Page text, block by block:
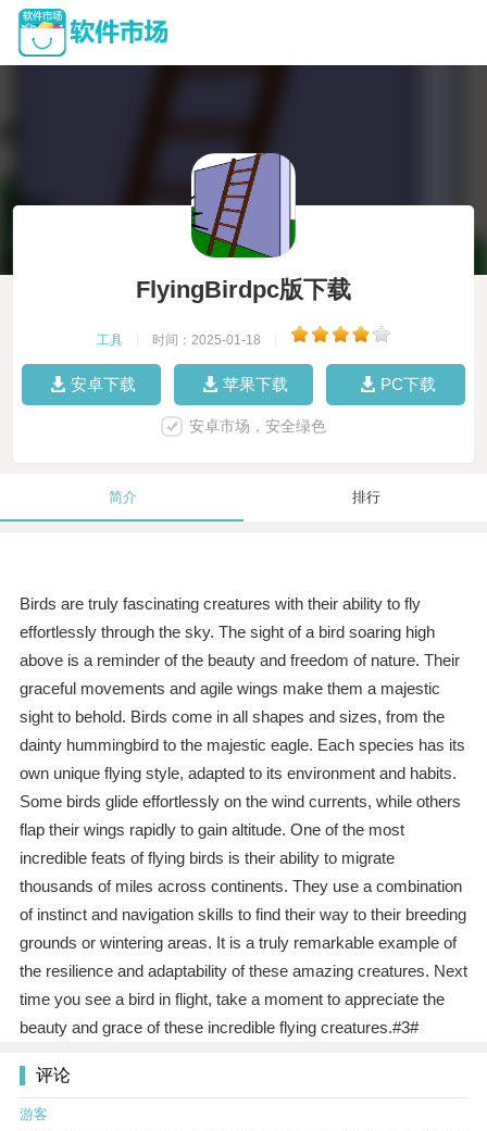
FlyingBirdpc版下载
工具 时间：2025-01-18
安卓下载 苹果下载 PC下载
安卓市场，安全绿色
简介 排行
Birds are truly fascinating creatures with their ability to fly
effortlessly through the sky. The sight of a bird soaring high
above is a reminder of the beauty and freedom of nature. Their
graceful movements and agile wings make them a majestic
sight to behold. Birds come in all shapes and sizes, from the
dainty hummingbird to the majestic eagle. Each species has its
own unique flying style, adapted to its environment and habits.
Some birds glide effortlessly on the wind currents, while others
flap their wings rapidly to gain altitude. One of the most
incredible feats of flying birds is their ability to migrate
thousands of miles across continents. They use a combination
of instinct and navigation skills to find their way to their breeding
grounds or wintering areas. It is a truly remarkable example of
the resilience and adaptability of these amazing creatures. Next
time you see a bird in flight, take a moment to appreciate the
beauty and grace of these incredible flying creatures.#3#
评论
游客